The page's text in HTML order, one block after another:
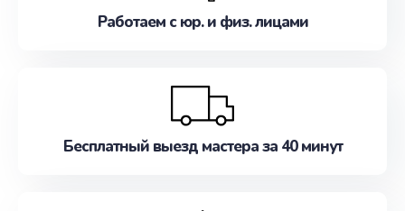
Работаем с юр. и физ. лицами
Бесплатный выезд мастера за 40 минут